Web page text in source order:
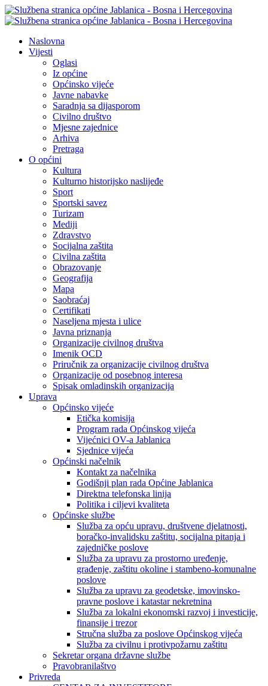
Naslovna
Vijesti
Oglasi
Iz općine
Općinsko vijeće
Javne nabavke
Saradnja sa dijasporom
Civilno društvo
Mjesne zajednice
Arhiva
Pretraga
O općini
Kultura
Kulturno historijsko naslijeđe
Sport
Sportski savez
Turizam
Mediji
Zdravstvo
Socijalna zaštita
Civilna zaštita
Obrazovanje
Geografija
Mapa
Saobraćaj
Certifikati
Naseljena mjesta i ulice
Javna priznanja
Organizacije civilnog društva
Imenik OCD
Priručnik za organizacije civilnog društva
Organizacije od posebnog interesa
Spisak omladinskih organizacija
Uprava
Općinsko vijeće
Etička komisija
Program rada Općinskog vijeća
Vijećnici OV-a Jablanica
Sjednice vijeća
Općinski načelnik
Kontakt za načelnika
Godišnji plan rada Općine Jablanica
Direktna telefonska linija
Politika i ciljevi kvaliteta
Općinske službe
Služba za opću upravu, društvene djelatnosti,
boračko-invalidsku zaštitu, socijalna pitanja i
zajedničke poslove
Služba za upravu za prostorno uređenje,
građenje, zaštitu okoline i stambeno-komunalne
poslove
Služba za upravu za geodetske, imovinsko-
pravne poslove i katastar nekretnina
Služba za lokalni ekonomski razvoj i investicije,
finansije i trezor
Stručna služba za poslove Općinskog vijeća
Služba za civilnu i protivpožarnu zaštitu
Sekretar organa državne službe
Pravobranilaštvo
Privreda